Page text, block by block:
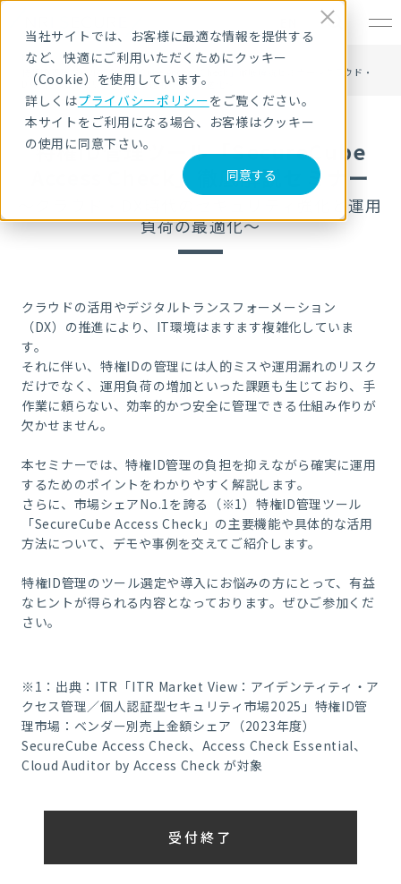
当社サイトでは、お客様に最適な情報を提供する
など、快適にご利用いただくためにクッキー
（Cookie）を使用しています。
詳しくはプライバシーポリシーをご覧ください。
本サイトをご利用になる場合、お客様はクッキー
の使用に同意下さい。
同意する
HOME
セキュリティセミナー・イベント
特権ID管理ツール「SecureCube Access Check」徹底解説セミナー～クラウド・
DX時代のセキュリティ強化と運用負荷の最適化～
特権ID管理ツール「SecureCube
Access Check」徹底解説セミナー
～クラウド・DX時代のセキュリティ強化と運用
負荷の最適化～
クラウドの活用やデジタルトランスフォーメーション
（DX）の推進により、IT環境はますます複雑化していま
す。
それに伴い、特権IDの管理には人的ミスや運用漏れのリスク
だけでなく、運用負荷の増加といった課題も生じており、手
作業に頼らない、効率的かつ安全に管理できる仕組み作りが
欠かせません。
本セミナーでは、特権ID管理の負担を抑えながら確実に運用
するためのポイントをわかりやすく解説します。
さらに、市場シェアNo.1を誇る（※1）特権ID管理ツール
「SecureCube Access Check」の主要機能や具体的な活用
方法について、デモや事例を交えてご紹介します。
特権ID管理のツール選定や導入にお悩みの方にとって、有益
なヒントが得られる内容となっております。ぜひご参加くだ
さい。
※1：出典：ITR「ITR Market View：アイデンティティ・ア
クセス管理／個人認証型セキュリティ市場2025」特権ID管
理市場：ベンダー別売上金額シェア（2023年度）
SecureCube Access Check、Access Check Essential、
Cloud Auditor by Access Check が対象
受付終了